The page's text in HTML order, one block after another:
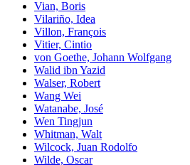
Vian, Boris
Vilariño, Idea
Villon, François
Vitier, Cintio
von Goethe, Johann Wolfgang
Walid ibn Yazid
Walser, Robert
Wang Wei
Watanabe, José
Wen Tingjun
Whitman, Walt
Wilcock, Juan Rodolfo
Wilde, Oscar